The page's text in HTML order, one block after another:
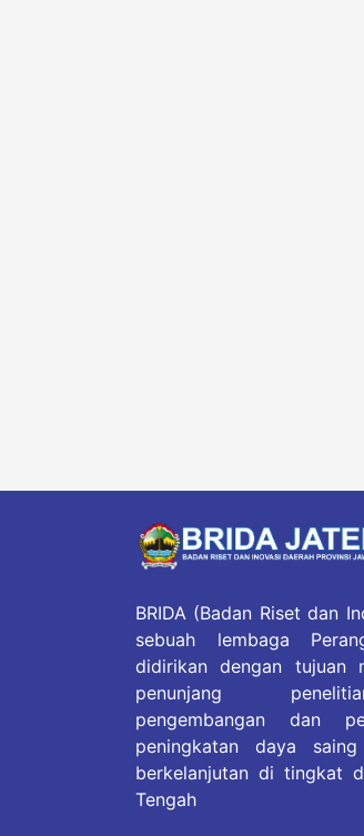
BRIDA (Badan Riset dan
sebuah lembaga
didirikan dengan tujuan
penunjang
pengembangan dan
peningkatan daya
berkelanjutan di tingkat
Tengah